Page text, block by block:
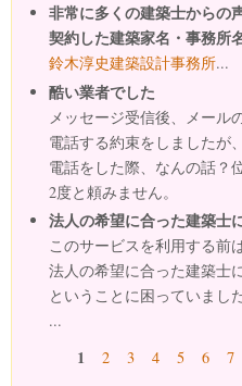
非常に多くの建築士から
契約した建築家名・事務所
鈴木淳史建築設計事務所...
酷い業者でした
メッセージ受信後、メール
電話する約束をしましたが、
電話をした際、なんの話？
2度と頼みません。
法人の希望に合った建築士
このサービスを利用する前
法人の希望に合った建築士
ということに困っていまし
...
ページ1 2 3 4 5 6 7